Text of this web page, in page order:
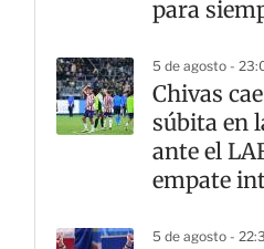
para
5 de agosto -
Chivas
súbita en
ante el
empate
5 de agosto -